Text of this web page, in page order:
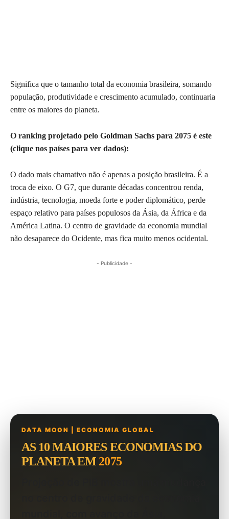
Significa que o tamanho total da economia brasileira, somando
população, produtividade e crescimento acumulado, continuaria
entre os maiores do planeta.
O ranking projetado pelo Goldman Sachs para 2075 é este
(clique nos países para ver dados):
O dado mais chamativo não é apenas a posição brasileira. É a
troca de eixo. O G7, que durante décadas concentrou renda,
indústria, tecnologia, moeda forte e poder diplomático, perde
espaço relativo para países populosos da Ásia, da África e da
América Latina. O centro de gravidade da economia mundial
não desaparece do Ocidente, mas fica muito menos ocidental.
- Publicidade -
DATA MOON | ECONOMIA GLOBAL
AS 10 MAIORES ECONOMIAS DO
PLANETA EM 2075